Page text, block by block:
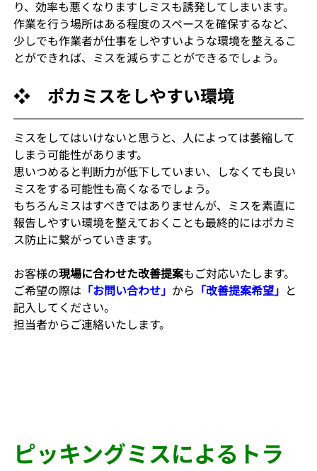
り、効率も悪くなりますしミスも誘発してしまいます。
作業を行う場所はある程度のスペースを確保するなど、
少しでも作業者が仕事をしやすいような環境を整えるこ
とができれば、ミスを減らすことができるでしょう。
❖　ポカミスをしやすい環境
ミスをしてはいけないと思うと、人によっては萎縮して
しまう可能性があります。
思いつめると判断力が低下していまい、しなくても良い
ミスをする可能性も高くなるでしょう。
もちろんミスはすべきではありませんが、ミスを素直に
報告しやすい環境を整えておくことも最終的にはポカミ
ス防止に繋がっていきます。
お客様の現場に合わせた改善提案もご対応いたします。
ご希望の際は 「お問い合わせ」 から 「改善提案希望」 と
記入してください。
担当者からご連絡いたします。
ピッキングミスによるトラ